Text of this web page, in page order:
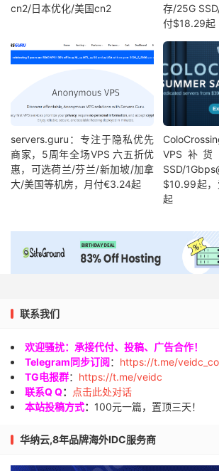
cn2/日本优化/美国cn2
存/25G
付$18.29起
servers.guru：专注于隐私优先
商家，5周年全场VPS 六五折优
惠，可选荷兰/芬兰/新加坡/加拿
大/美国等机房，月付€3.24起
VPS补货
SSD/
$10.99起
起
联系我们
欢迎骚扰：承接代付、投稿、广告合作！
Telegram同步订阅： https://t.me/
TG电报群： https://t.me/veidc
联系Q Q：
点击此处对话
本站投稿方式： 100元一篇，置顶三天！
华纳云,8年品牌海外IDC服务商